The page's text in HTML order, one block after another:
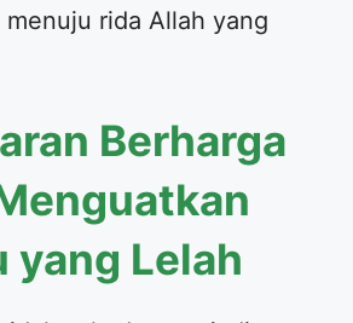
rida Allah yang
Berharga
yang Lelah